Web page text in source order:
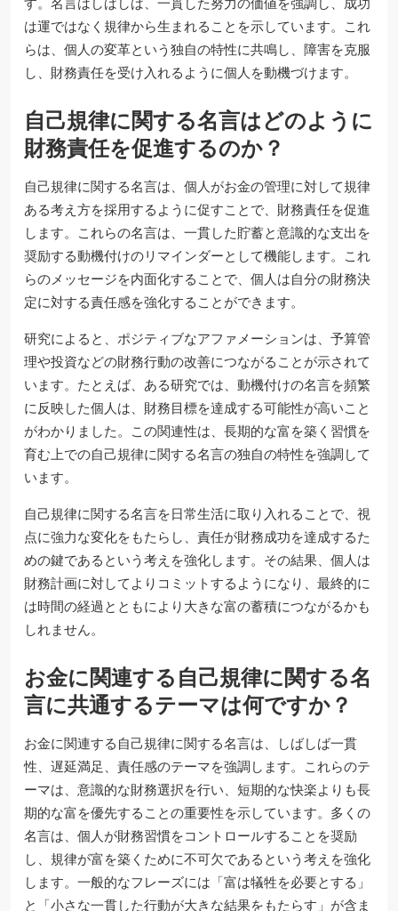
は運ではなく規律から生まれることを示しています。これ
らは、個人の変革という独自の特性に共鳴し、障害を克服
し、財務責任を受け入れるように個人を動機づけます。
自己規律に関する名言はどのように
財務責任を促進するのか？
自己規律に関する名言は、個人がお金の管理に対して規律
ある考え方を採用するように促すことで、財務責任を促進
します。これらの名言は、一貫した貯蓄と意識的な支出を
奨励する動機付けのリマインダーとして機能します。これ
らのメッセージを内面化することで、個人は自分の財務決
定に対する責任感を強化することができます。
研究によると、ポジティブなアファメーションは、予算管
理や投資などの財務行動の改善につながることが示されて
います。たとえば、ある研究では、動機付けの名言を頻繁
に反映した個人は、財務目標を達成する可能性が高いこと
がわかりました。この関連性は、長期的な富を築く習慣を
育む上での自己規律に関する名言の独自の特性を強調して
います。
自己規律に関する名言を日常生活に取り入れることで、視
点に強力な変化をもたらし、責任が財務成功を達成するた
めの鍵であるという考えを強化します。その結果、個人は
財務計画に対してよりコミットするようになり、最終的に
は時間の経過とともにより大きな富の蓄積につながるかも
しれません。
お金に関連する自己規律に関する名
言に共通するテーマは何ですか？
お金に関連する自己規律に関する名言は、しばしば一貫
性、遅延満足、責任感のテーマを強調します。これらのテ
ーマは、意識的な財務選択を行い、短期的な快楽よりも長
期的な富を優先することの重要性を示しています。多くの
名言は、個人が財務習慣をコントロールすることを奨励
し、規律が富を築くために不可欠であるという考えを強化
します。一般的なフレーズには「富は犠牲を必要とする」
と「小さな一貫した行動が大きな結果をもたらす」が含ま